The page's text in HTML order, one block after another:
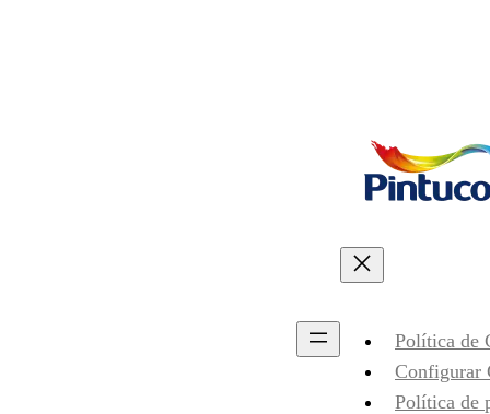
Política de
Configurar
Política de